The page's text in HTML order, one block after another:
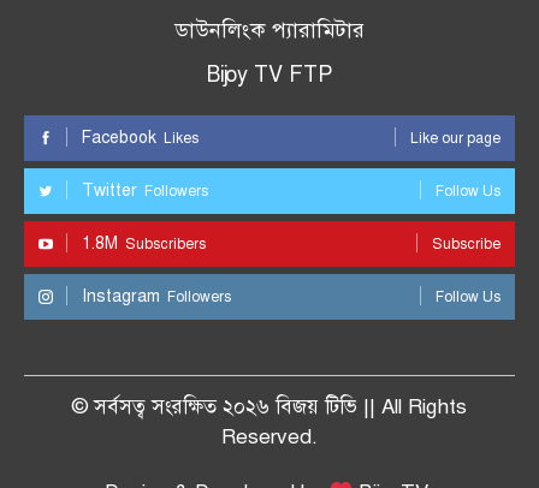
ডাউনলিংক প্যারামিটার
Bijoy TV FTP
Facebook Likes Like our page
Twitter Followers Follow Us
1.8M Subscribers Subscribe
Instagram Followers Follow Us
© সর্বসত্ব সংরক্ষিত ২০২৬ বিজয় টিভি || All Rights
Reserved.